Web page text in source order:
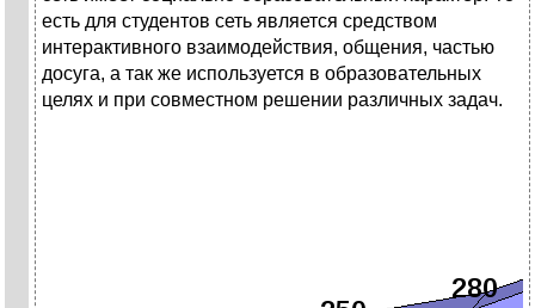
есть для студентов сеть является средством
интерактивного взаимодействия, общения, частью
досуга, а так же используется в образовательных
целях и при совместном решении различных задач.